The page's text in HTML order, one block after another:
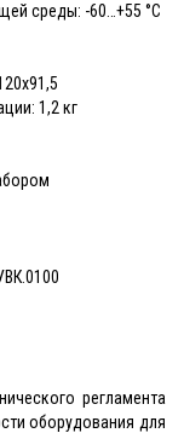
среды: -60…+55 °С
1,2 кг
регламента
оборудования для